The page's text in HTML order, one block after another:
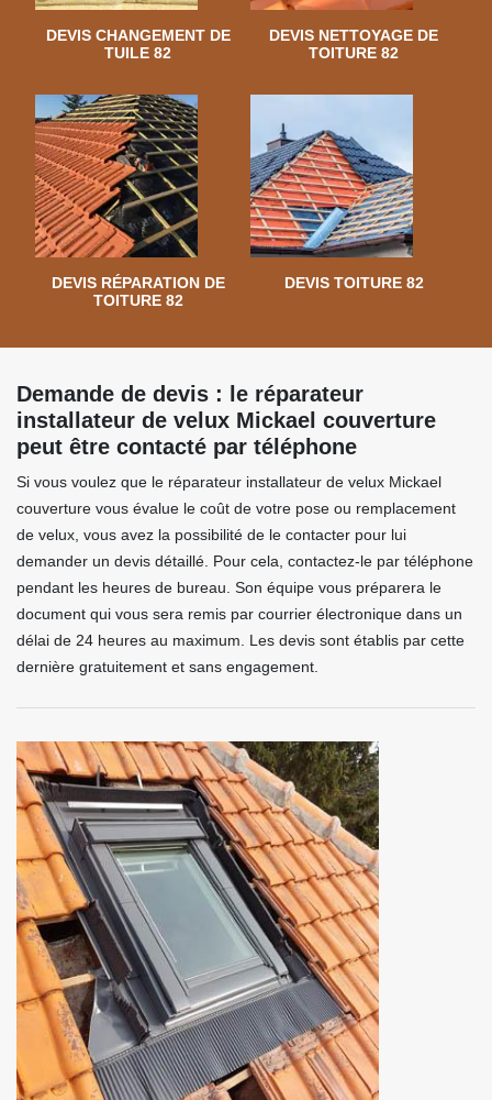
DEVIS CHANGEMENT DE
TUILE 82
DEVIS NETTOYAGE DE
TOITURE 82
DEVIS RÉPARATION DE
TOITURE 82
DEVIS TOITURE 82
Demande de devis : le réparateur
installateur de velux Mickael couverture
peut être contacté par téléphone
Si vous voulez que le réparateur installateur de velux Mickael
couverture vous évalue le coût de votre pose ou remplacement
de velux, vous avez la possibilité de le contacter pour lui
demander un devis détaillé. Pour cela, contactez-le par téléphone
pendant les heures de bureau. Son équipe vous préparera le
document qui vous sera remis par courrier électronique dans un
délai de 24 heures au maximum. Les devis sont établis par cette
dernière gratuitement et sans engagement.